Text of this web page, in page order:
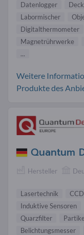
Datenlogger
Labormischer
Digitalthermometer
Magnetrührwerke
...
Weitere
Produkte des
Quantum
Hersteller
Lasertechnik
Induktive Sensoren
Quarzfilter
Belichtungsmesser